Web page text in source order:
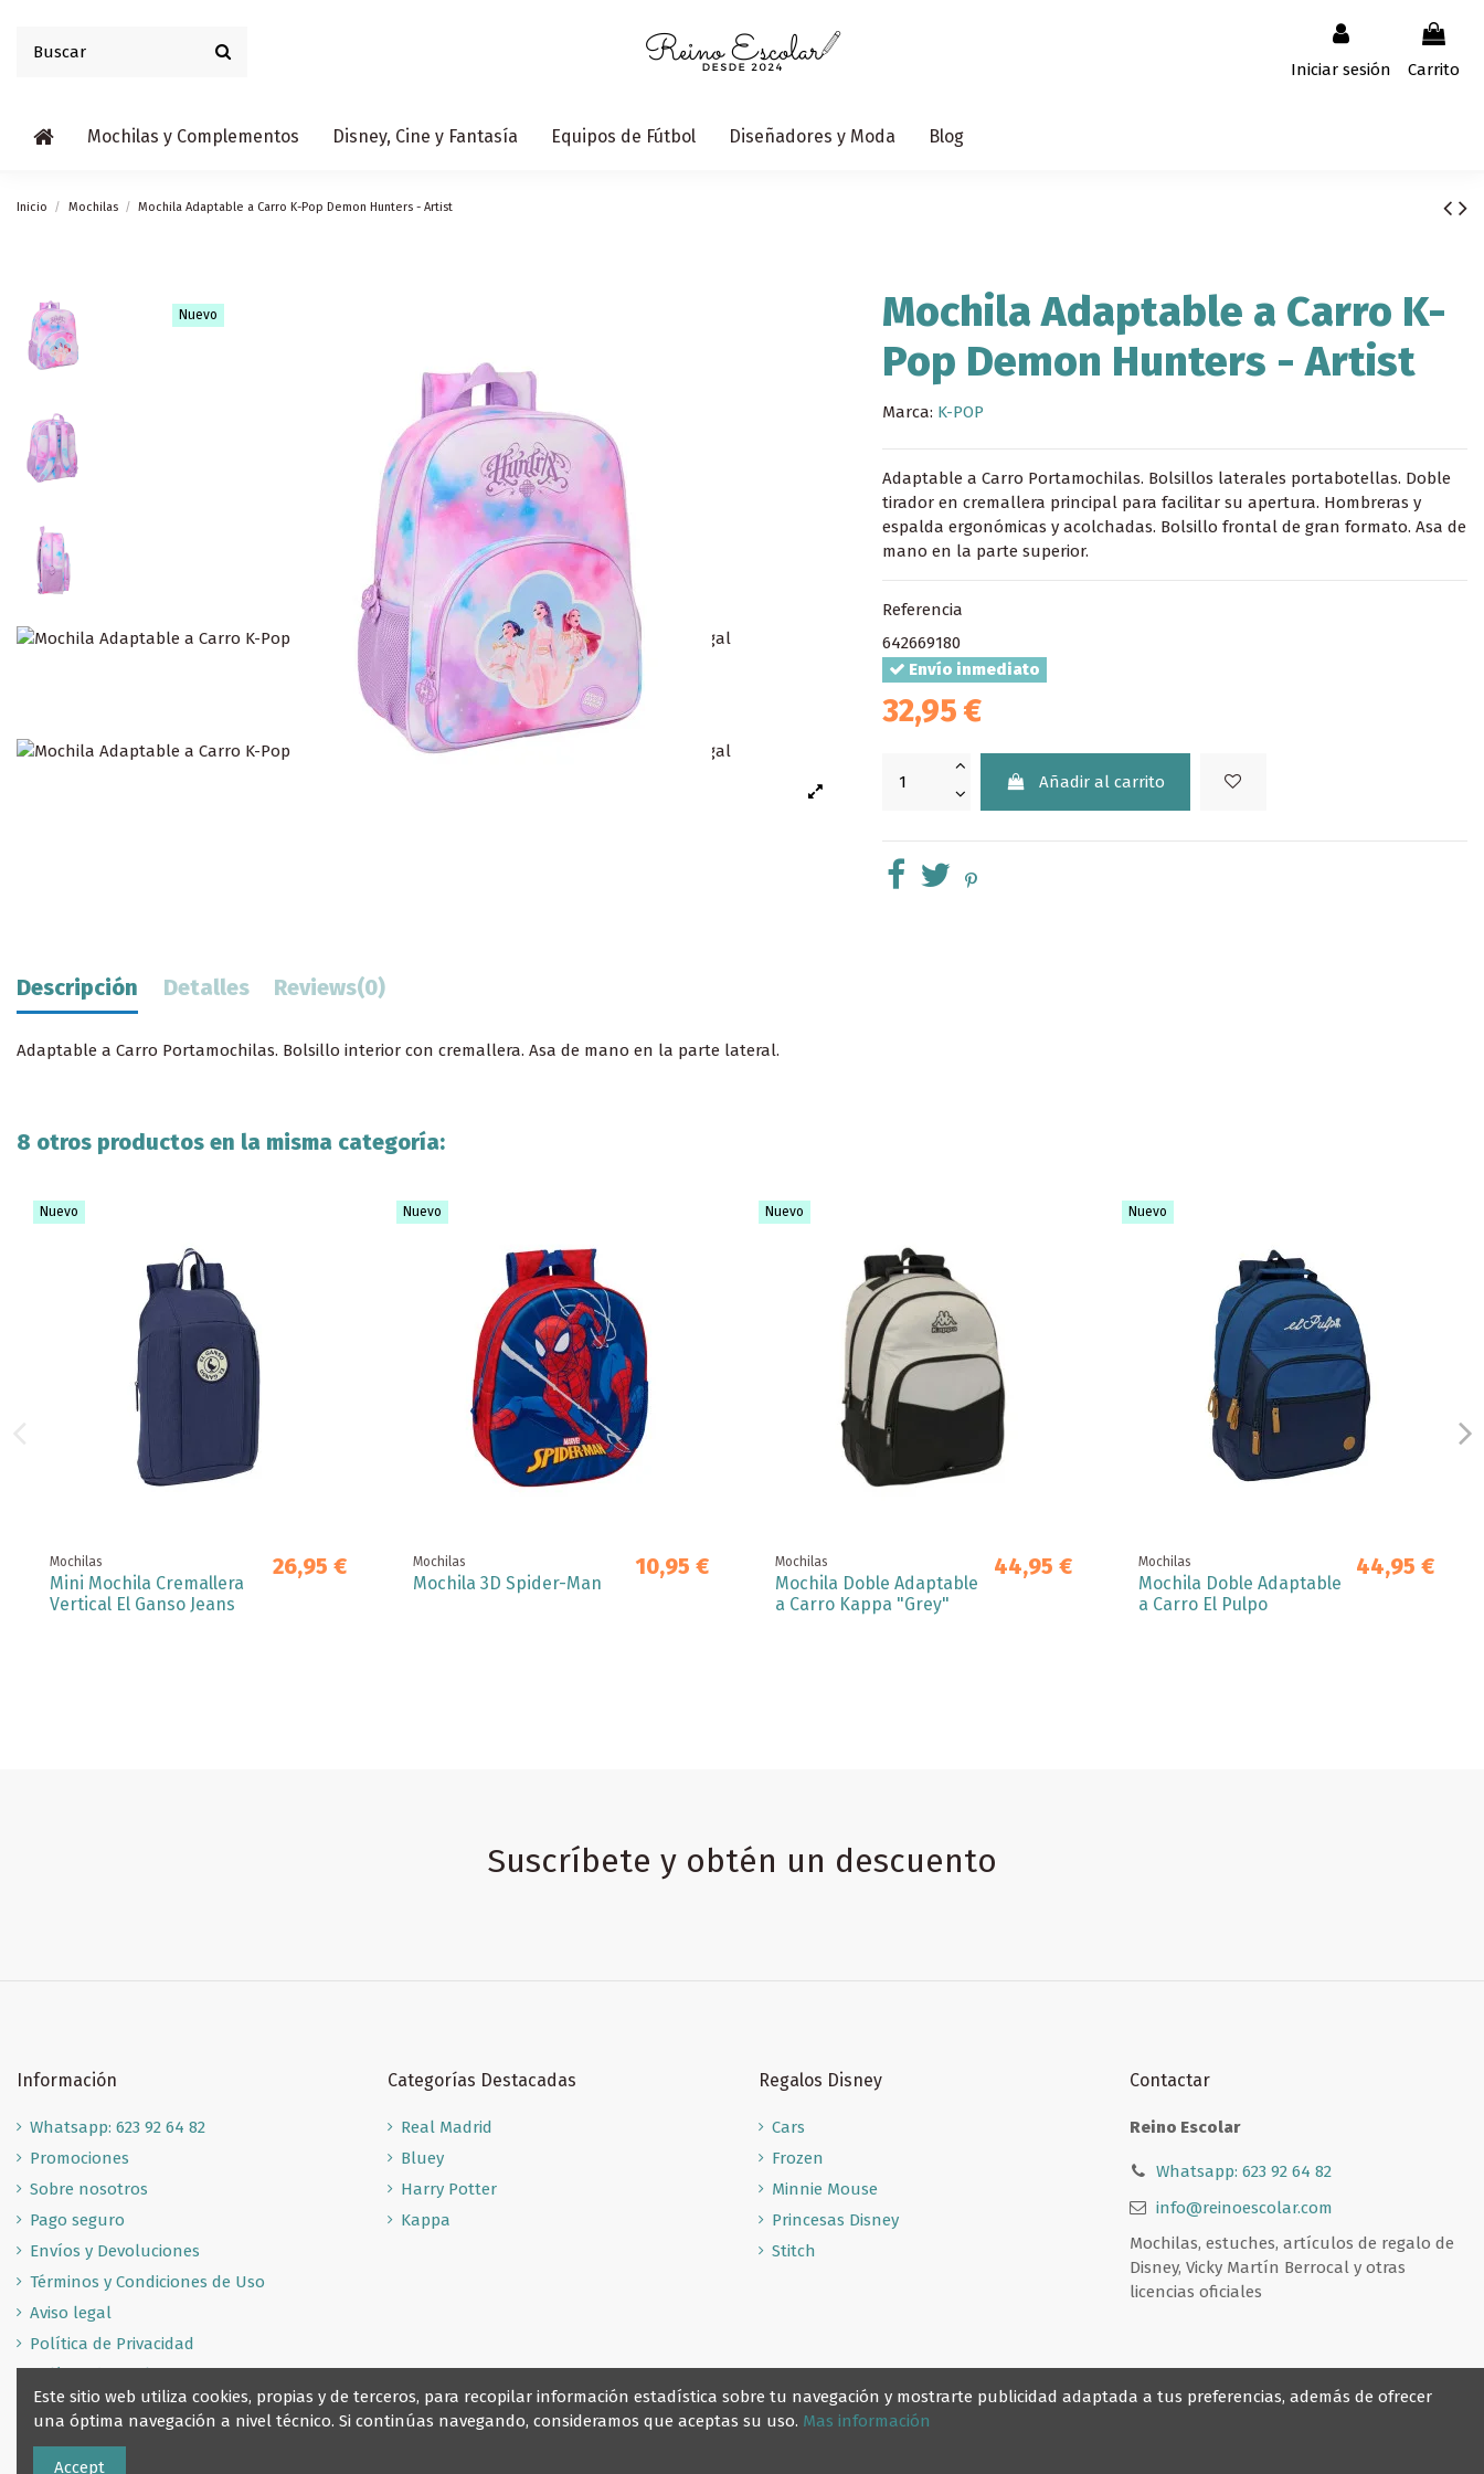
Iniciar sesión Carrito
Mochilas y Complementos Disney, Cine y Fantasía Equipos de Fútbol Diseñadores y Moda Blog
Inicio Mochilas Mochila Adaptable a Carro K-Pop Demon Hunters - Artist
Nuevo
Mochila Adaptable a Carro K-
Pop Demon Hunters - Artist
Marca: K-POP
Adaptable a Carro Portamochilas. Bolsillos laterales portabotellas. Doble
tirador en cremallera principal para facilitar su apertura. Hombreras y
espalda ergonómicas y acolchadas. Bolsillo frontal de gran formato. Asa de
mano en la parte superior.
Referencia
642669180
Envío inmediato
32,95 €
Añadir al carrito
Descripción Detalles Reviews(0)
Adaptable a Carro Portamochilas. Bolsillo interior con cremallera. Asa de mano en la parte lateral.
8 otros productos en la misma categoría:
Nuevo
Mochilas
Mini Mochila Cremallera
Vertical El Ganso Jeans
26,95 €
Nuevo
Mochilas
Mochila 3D Spider-Man
10,95 €
Nuevo
Mochilas
Mochila Doble Adaptable
a Carro Kappa "Grey"
44,95 €
Nuevo
Mochilas
Mochila Doble Adaptable
a Carro El Pulpo
44,95 €
Suscríbete y obtén un descuento
Información
Whatsapp: 623 92 64 82
Promociones
Sobre nosotros
Pago seguro
Envíos y Devoluciones
Términos y Condiciones de Uso
Aviso legal
Política de Privacidad
Política de Cookies
Categorías Destacadas
Real Madrid
Bluey
Harry Potter
Kappa
Regalos Disney
Cars
Frozen
Minnie Mouse
Princesas Disney
Stitch
Contactar
Reino Escolar
Whatsapp: 623 92 64 82
info@reinoescolar.com
Mochilas, estuches, artículos de regalo de
Disney, Vicky Martín Berrocal y otras
licencias oficiales
Este sitio web utiliza cookies, propias y de terceros, para recopilar información estadística sobre tu navegación y mostrarte publicidad adaptada a tus preferencias, además de ofrecer
una óptima navegación a nivel técnico. Si continúas navegando, consideramos que aceptas su uso. Mas información
Accept